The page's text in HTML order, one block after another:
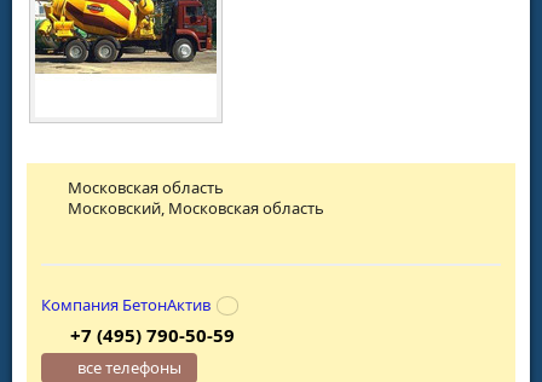
Московская область
Московский, Московская область
Компания БетонАктив
+7 (495) 790-50-59
все телефоны